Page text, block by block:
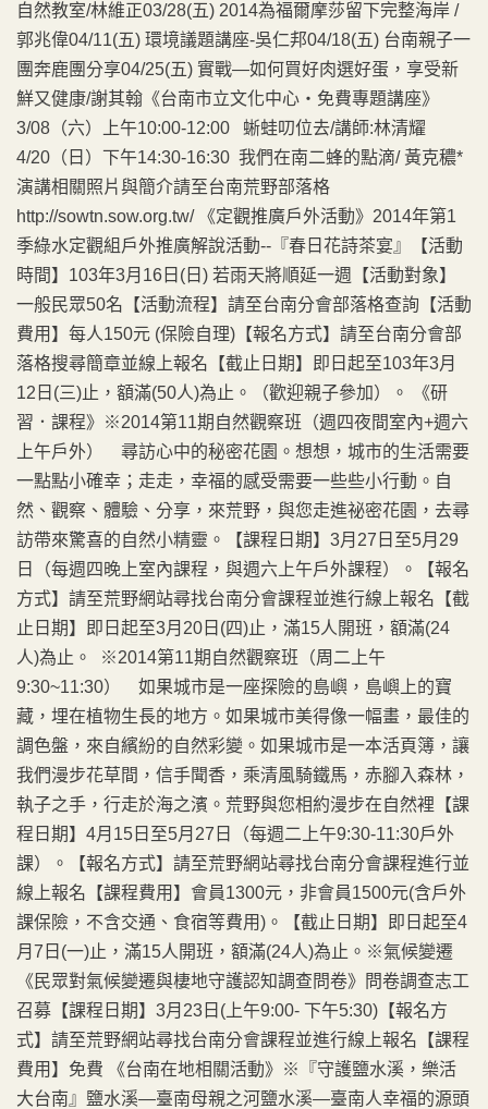
自然教室/林維正03/28(五) 2014為福爾摩莎留下完整海岸 /
郭兆偉04/11(五) 環境議題講座-吳仁邦04/18(五) 台南親子一
團奔鹿團分享04/25(五) 實戰—如何買好肉選好蛋，享受新
鮮又健康/謝其翰《台南市立文化中心‧免費專題講座》
3/08（六）上午10:00-12:00 蜥蛙叨位去/講師:林清耀
4/20（日）下午14:30-16:30 我們在南二蜂的點滴/ 黃克穠*
演講相關照片與簡介請至台南荒野部落格
http://sowtn.sow.org.tw/ 《定觀推廣戶外活動》2014年第1
季綠水定觀組戶外推廣解說活動--『春日花詩茶宴』【活動
時間】103年3月16日(日) 若雨天將順延一週【活動對象】
一般民眾50名【活動流程】請至台南分會部落格查詢【活動
費用】每人150元 (保險自理)【報名方式】請至台南分會部
落格搜尋簡章並線上報名【截止日期】即日起至103年3月
12日(三)止，額滿(50人)為止。（歡迎親子參加）。 《研
習．課程》※2014第11期自然觀察班（週四夜間室內+週六
上午戶外） 尋訪心中的秘密花園。想想，城市的生活需要
一點點小確幸；走走，幸福的感受需要一些些小行動。自
然、觀察、體驗、分享，來荒野，與您走進祕密花園，去尋
訪帶來驚喜的自然小精靈。【課程日期】3月27日至5月29
日（每週四晚上室內課程，與週六上午戶外課程）。【報名
方式】請至荒野網站尋找台南分會課程並進行線上報名【截
止日期】即日起至3月20日(四)止，滿15人開班，額滿(24
人)為止。 ※2014第11期自然觀察班（周二上午
9:30~11:30） 如果城市是一座探險的島嶼，島嶼上的寶
藏，埋在植物生長的地方。如果城市美得像一幅畫，最佳的
調色盤，來自繽紛的自然彩變。如果城市是一本活頁簿，讓
我們漫步花草間，信手聞香，乘清風騎鐵馬，赤腳入森林，
執子之手，行走於海之濱。荒野與您相約漫步在自然裡【課
程日期】4月15日至5月27日（每週二上午9:30-11:30戶外
課）。【報名方式】請至荒野網站尋找台南分會課程進行並
線上報名【課程費用】會員1300元，非會員1500元(含戶外
課保險，不含交通、食宿等費用)。【截止日期】即日起至4
月7日(一)止，滿15人開班，額滿(24人)為止。※氣候變遷
《民眾對氣候變遷與棲地守護認知調查問卷》問卷調查志工
召募【課程日期】3月23日(上午9:00- 下午5:30)【報名方
式】請至荒野網站尋找台南分會課程並進行線上報名【課程
費用】免費 《台南在地相關活動》※『守護鹽水溪，樂活
大台南』鹽水溪—臺南母親之河鹽水溪—臺南人幸福的源頭